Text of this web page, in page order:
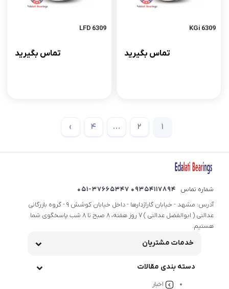
6309 KGi
تماس بگیرید
6309 LFD
تماس بگیرید
1
2
…
4
›
شماره تماس
09354117894 051-37665347
آدرس: مشهد - خیابان گاراژدارها - داخل خیابان کوشش 9 - گروه بازرگانی
عدالتی ( ابوالفضل عدالتی ) 7 روز هفته، 8 صبح تا 8 شب پاسخگوی شما
هستیم.
خدمات مشتریان
دسته بندی مقالات
اخبار